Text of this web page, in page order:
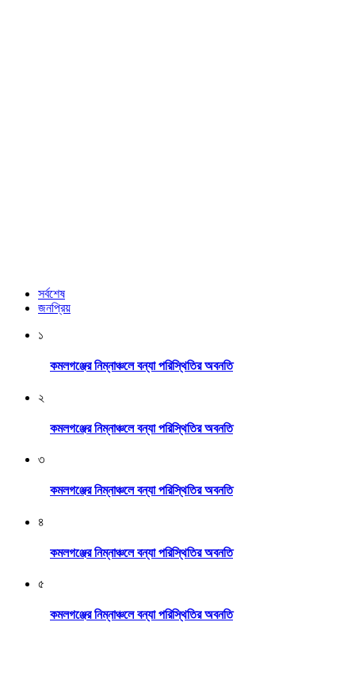
সর্বশেষ
জনপ্রিয়
১
কমলগঞ্জের নিম্নাঞ্চলে বন্যা পরিস্থিতির অবনতি
২
কমলগঞ্জের নিম্নাঞ্চলে বন্যা পরিস্থিতির অবনতি
৩
কমলগঞ্জের নিম্নাঞ্চলে বন্যা পরিস্থিতির অবনতি
৪
কমলগঞ্জের নিম্নাঞ্চলে বন্যা পরিস্থিতির অবনতি
৫
কমলগঞ্জের নিম্নাঞ্চলে বন্যা পরিস্থিতির অবনতি